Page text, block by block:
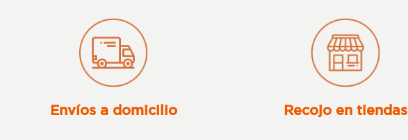
Envíos a domicilio Recojo en tiendas